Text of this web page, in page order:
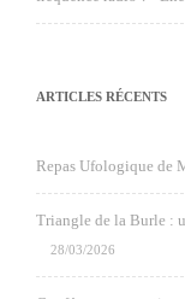
ARTICLES RÉCENTS
Repas Ufologique de
Triangle de la Burle :
28/03/2026